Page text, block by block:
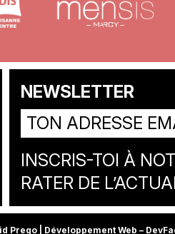
e-mail
facebook
instagram
NEWSLETTER
INSCRIS-TOI À
RATER DE
Prego | Développement Web –